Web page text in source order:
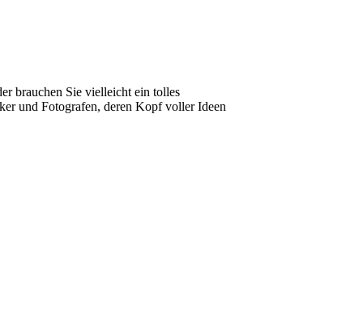
brauchen Sie vielleicht ein tolles
und Fotografen, deren Kopf voller Ideen